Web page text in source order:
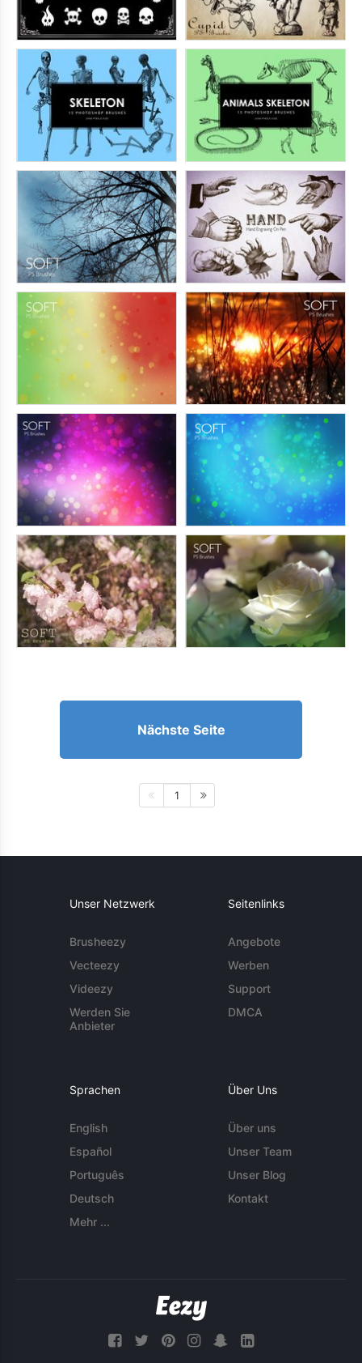
Nächste Seite
1
Unser Netzwerk
Brusheezy
Vecteezy
Videezy
Werden Sie
Anbieter
Seitenlinks
Angebote
Werben
Support
DMCA
Sprachen
English
Español
Português
Deutsch
Mehr ...
Über Uns
Über uns
Unser Team
Unser Blog
Kontakt